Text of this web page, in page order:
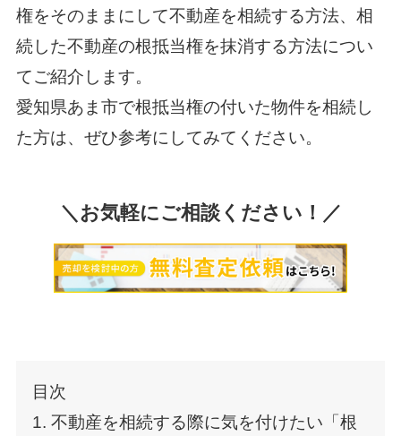
権をそのままにして不動産を相続する方法、相
続した不動産の根抵当権を抹消する方法につい
てご紹介します。
愛知県あま市で根抵当権の付いた物件を相続し
た方は、ぜひ参考にしてみてください。
＼お気軽にご相談ください！／
目次
1. 不動産を相続する際に気を付けたい「根